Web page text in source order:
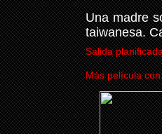
Una madre
taiwanesa.
Salida
Más película